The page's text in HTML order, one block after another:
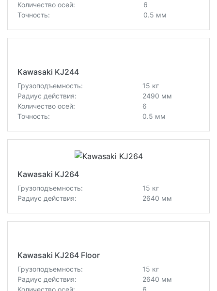
Количество осей:
6
Точность:
0.5 мм
Kawasaki KJ244
Грузоподъемность:
15 кг
Радиус действия:
2490 мм
Количество осей:
6
Точность:
0.5 мм
Kawasaki KJ264
Грузоподъемность:
15 кг
Радиус действия:
2640 мм
Kawasaki KJ264 Floor
Грузоподъемность:
15 кг
Радиус действия:
2640 мм
Количество осей:
6